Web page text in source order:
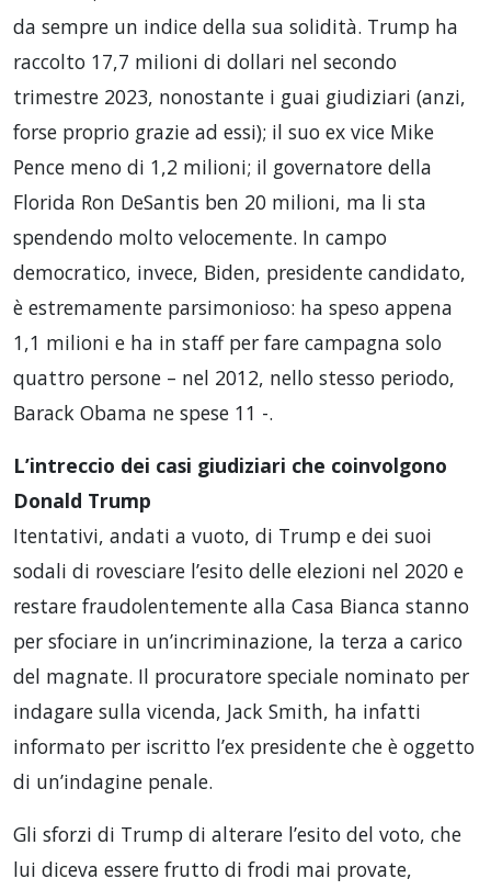
da sempre un indice della sua solidità. Trump ha
raccolto 17,7 milioni di dollari nel secondo
trimestre 2023, nonostante i guai giudiziari (anzi,
forse proprio grazie ad essi); il suo ex vice Mike
Pence meno di 1,2 milioni; il governatore della
Florida Ron DeSantis ben 20 milioni, ma li sta
spendendo molto velocemente. In campo
democratico, invece, Biden, presidente candidato,
è estremamente parsimonioso: ha speso appena
1,1 milioni e ha in staff per fare campagna solo
quattro persone – nel 2012, nello stesso periodo,
Barack Obama ne spese 11 -.
L’intreccio dei casi giudiziari che coinvolgono
Donald Trump
Itentativi, andati a vuoto, di Trump e dei suoi
sodali di rovesciare l’esito delle elezioni nel 2020 e
restare fraudolentemente alla Casa Bianca stanno
per sfociare in un’incriminazione, la terza a carico
del magnate. Il procuratore speciale nominato per
indagare sulla vicenda, Jack Smith, ha infatti
informato per iscritto l’ex presidente che è oggetto
di un’indagine penale.
Gli sforzi di Trump di alterare l’esito del voto, che
lui diceva essere frutto di frodi mai provate,